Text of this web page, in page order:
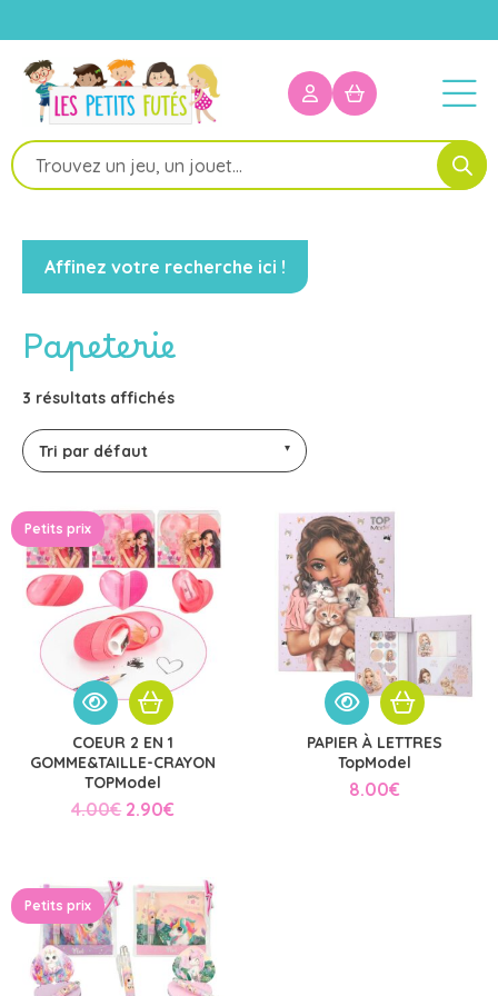
Recherche
de
produits
Affinez votre recherche ici !
Papeterie
3 résultats affichés
Petits prix
COEUR 2 EN 1
GOMME&TAILLE-CRAYON
TOPModel
4.00€ Le
2.90€Le
2.90€.
PAPIER À LETTRES
TopModel
8.00€
Petits prix